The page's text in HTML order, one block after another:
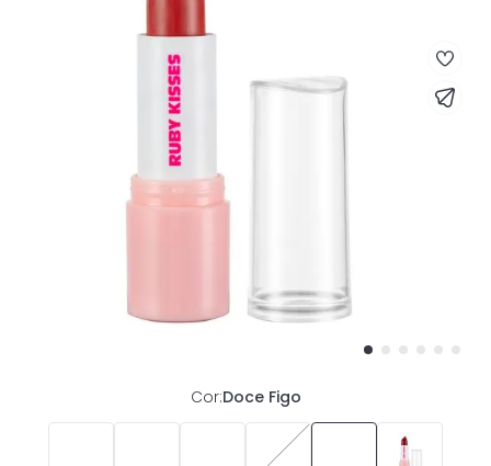
Cor:Doce Figo